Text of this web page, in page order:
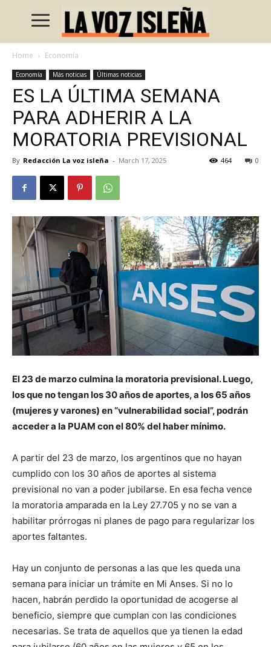
Home Economía
Economía Más noticias Últimas noticias
ES LA ÚLTIMA SEMANA
PARA ADHERIR A LA
MORATORIA PREVISIONAL
By Redacción La voz isleña - March 17, 2025 0
464
El 23 de marzo culmina la moratoria previsional. Luego,
los que no tengan los 30 años de aportes, a los 65 años
(mujeres y varones) en “vulnerabilidad social”, podrán
acceder a la PUAM con el 80% del haber mínimo.
A partir del 23 de marzo, los argentinos que no hayan
cumplido con los 30 años de aportes al sistema
previsional no van a poder jubilarse. En esa fecha vence
la moratoria amparada en la Ley 27.705 y no se van a
habilitar prórrogas ni planes de pago para regularizar los
aportes faltantes.
Hay un conjunto de personas a las que les queda una
semana para iniciar un trámite en Mi Anses. Si no lo
hacen, habrán perdido la oportunidad de acogerse al
beneficio, siempre que cumplan con las condiciones
necesarias. Se trata de aquellos que ya tienen la edad